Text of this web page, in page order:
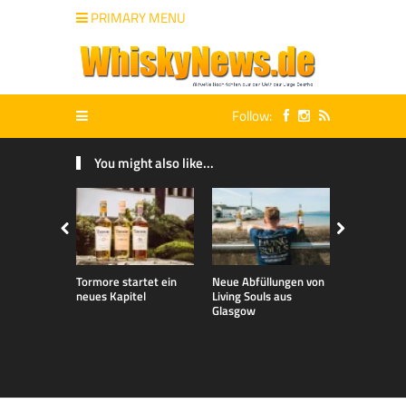
PRIMARY MENU
Follow:
You might also like...
Tormore startet ein
neues Kapitel
Neue Abfüllungen von
Living Souls aus
Glasgow